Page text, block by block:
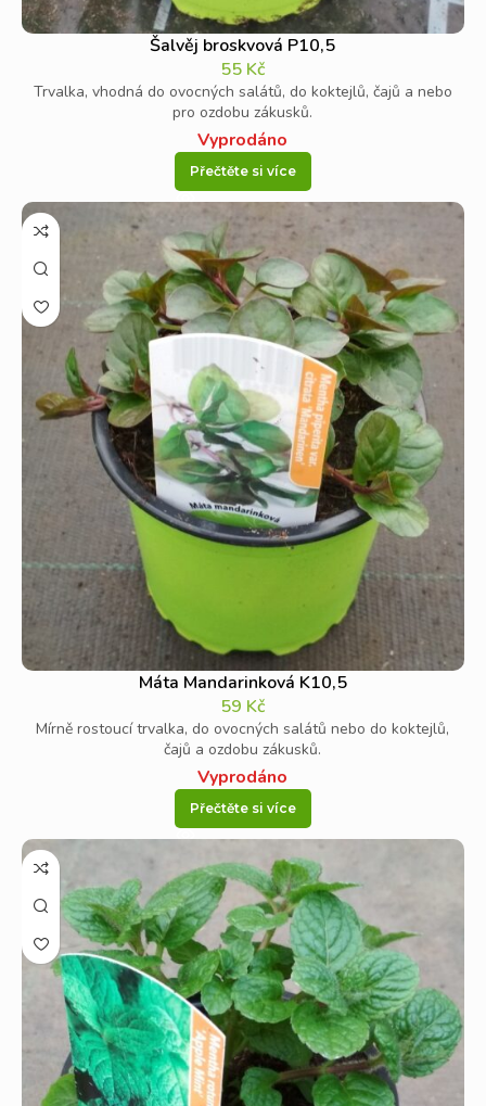
Šalvěj broskvová P10,5
55 Kč
Trvalka, vhodná do ovocných salátů, do koktejlů, čajů a nebo
pro ozdobu zákusků.
Vyprodáno
Přečtěte si více
Máta Mandarinková K10,5
59 Kč
Mírně rostoucí trvalka, do ovocných salátů nebo do koktejlů,
čajů a ozdobu zákusků.
Vyprodáno
Přečtěte si více